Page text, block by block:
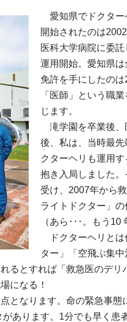
愛知県でドクター
開始されたのは
医科大学病院に委
運用開始。愛知県
免許を手にしたの
「医師」という職
じます。
滝学園を卒業後、
後、私は、当時最
クターヘリも運用
抱き入局しました
受け、2007年から
ライトドクター」の
（あら･･･。もう
ドクターヘリとは
ター」「空飛ぶ集
るとすれば「救急医のデ
になる！
となります。命の緊急事態
あります。1分でも早く患